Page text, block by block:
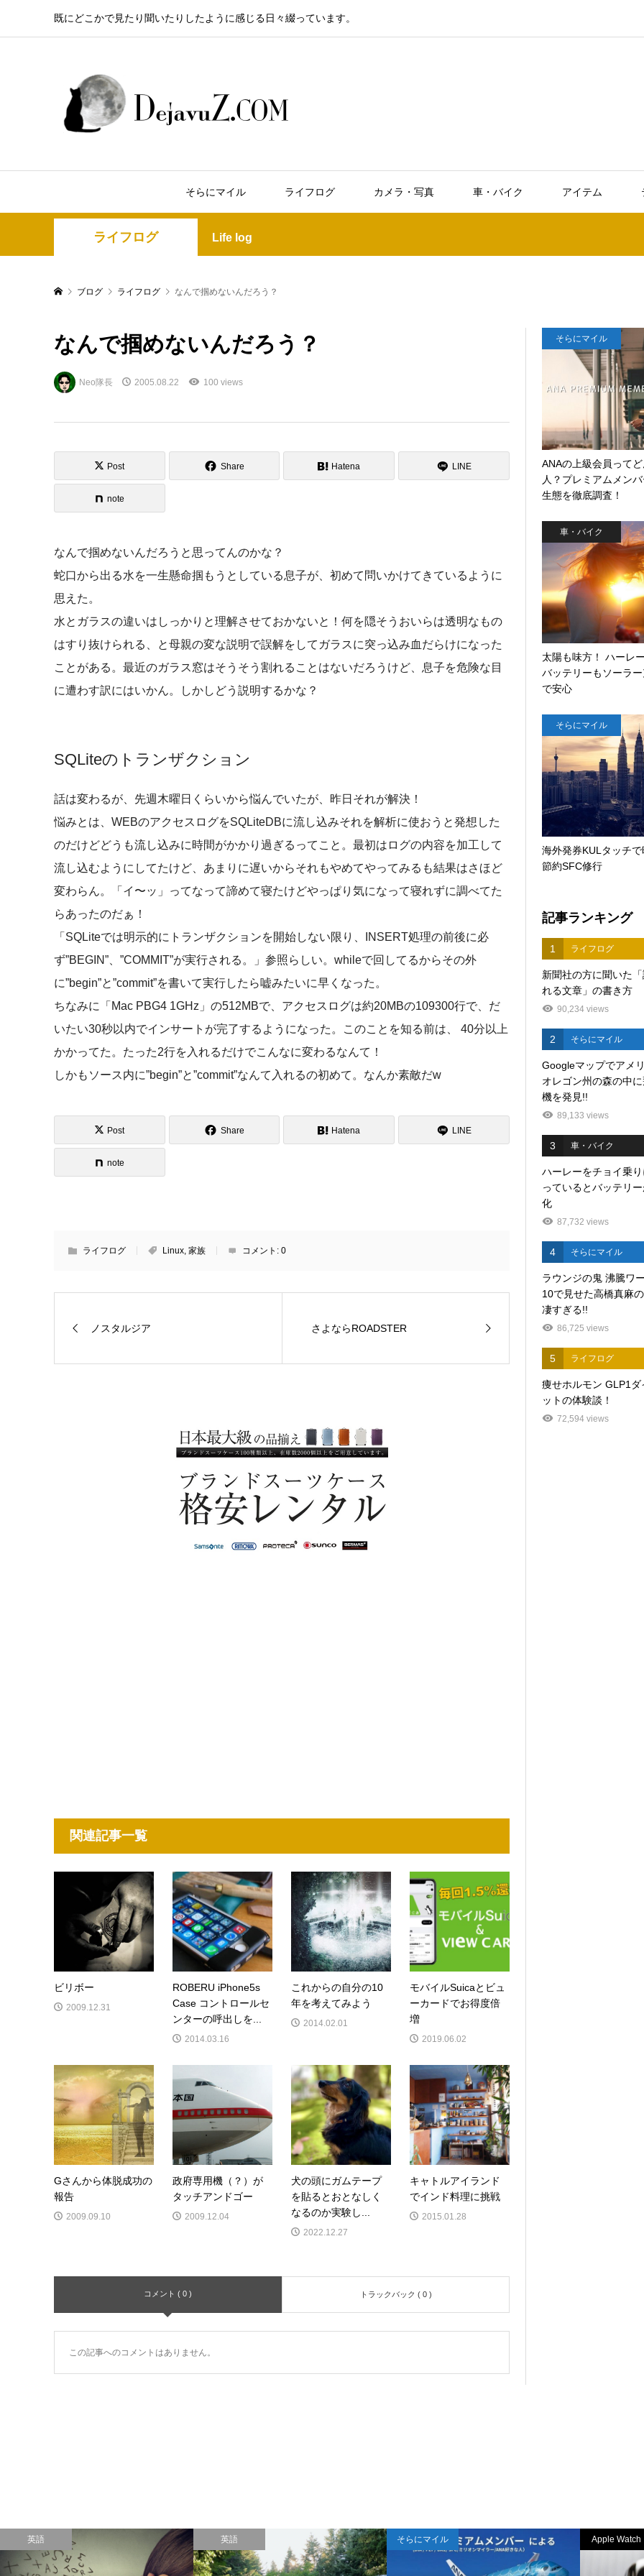
既にどこかで見たり聞いたりしたように感じる日々綴っています。
そらにマイル ライフログ カメラ・写真 車・バイク アイテム
ライフログ Life log
ブログ ライフログ なんで掴めないんだろう？
なんで掴めないんだろう？
Neo隊長 2005.08.22 100 views
Post Share Hatena LINE
note
なんで掴めないんだろうと思ってんのかな？
蛇口から出る水を一生懸命掴もうとしている息子が、初めて問いかけてきているように
思えた。
水とガラスの違いはしっかりと理解させておかないと！何を隠そうおいらは透明なもの
はすり抜けられる、と母親の変な説明で誤解をしてガラスに突っ込み血だらけになった
ことがある。最近のガラス窓はそうそう割れることはないだろうけど、息子を危険な目
に遭わす訳にはいかん。しかしどう説明するかな？
SQLiteのトランザクション
話は変わるが、先週木曜日くらいから悩んでいたが、昨日それが解決！
悩みとは、WEBのアクセスログをSQLiteDBに流し込みそれを解析に使おうと発想した
のだけどどうも流し込みに時間がかかり過ぎるってこと。最初はログの内容を加工して
流し込むようにしてたけど、あまりに遅いからそれもやめてやってみるも結果はさほど
変わらん。「イ〜ッ」ってなって諦めて寝たけどやっぱり気になって寝れずに調べてた
らあったのだぁ！
「SQLiteでは明示的にトランザクションを開始しない限り、INSERT処理の前後に必
ず”BEGIN”、”COMMIT”が実行される。」参照らしい。whileで回してるからその外
に”begin”と”commit”を書いて実行したら嘘みたいに早くなった。
ちなみに「Mac PBG4 1GHz」の512MBで、アクセスログは約20MBの109300行で、だ
いたい30秒以内でインサートが完了するようになった。このことを知る前は、 40分以上
かかってた。たった2行を入れるだけでこんなに変わるなんて！
しかもソース内に”begin”と”commit”なんて入れるの初めて。なんか素敵だw
Post Share Hatena LINE
note
ライフログ Linux, 家族 コメント: 0
ノスタルジア さよならROADSTER
関連記事一覧
ビリボー
2009.12.31
ROBERU iPhone5s
Case コントロールセ
ンターの呼出しを...
2014.03.16
これからの自分の10
年を考えてみよう
2014.02.01
モバイルSuicaとビュ
ーカードでお得度倍
増
2019.06.02
Gさんから体脱成功の
報告
2009.09.10
政府専用機（？）が
タッチアンドゴー
2009.12.04
犬の頭にガムテープ
を貼るとおとなしく
なるのか実験し...
2022.12.27
キャトルアイランド
でインド料理に挑戦
2015.01.28
コメント ( 0 ) トラックバック ( 0 )
この記事へのコメントはありません。
そらにマイル
ANAの上級会員って
人？プレミアムメン
生態を徹底調査！
車・バイク
太陽も味方！ ハーレ
バッテリーもソーラ
で安心
そらにマイル
海外発券KULタッチで
節約SFC修行
記事ランキング
1 ライフログ
新聞社の方に聞いた「
れる文章」の書き方
90,234 views
2 そらにマイル
Googleマップでアメ
オレゴン州の森の中
機を発見!!
89,133 views
3 車・バイク
ハーレーをチョイ乗
っているとバッテリ
化
87,732 views
4 そらにマイル
ラウンジの鬼 沸騰ワ
10で見せた高橋真麻
凄すぎる!!
86,725 views
5 ライフログ
痩せホルモン GLP1ダ
ットの体験談！
72,594 views
英語 英語 そらにマイル Apple Watch